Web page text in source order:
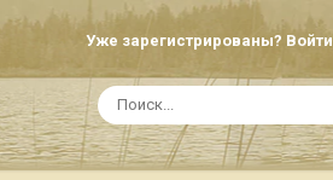
Уже зарегистрированы? Войти